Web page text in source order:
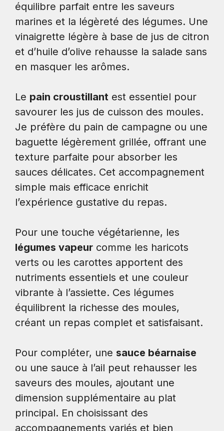
équilibre parfait entre les saveurs
marines et la légèreté des légumes. Une
vinaigrette légère à base de jus de citron
et d’huile d’olive rehausse la salade sans
en masquer les arômes.
Le pain croustillant est essentiel pour
savourer les jus de cuisson des moules.
Je préfère du pain de campagne ou une
baguette légèrement grillée, offrant une
texture parfaite pour absorber les
sauces délicates. Cet accompagnement
simple mais efficace enrichit
l’expérience gustative du repas.
Pour une touche végétarienne, les
légumes vapeur comme les haricots
verts ou les carottes apportent des
nutriments essentiels et une couleur
vibrante à l’assiette. Ces légumes
équilibrent la richesse des moules,
créant un repas complet et satisfaisant.
Pour compléter, une sauce béarnaise
ou une sauce à l’ail peut rehausser les
saveurs des moules, ajoutant une
dimension supplémentaire au plat
principal. En choisissant des
accompagnements variés et bien